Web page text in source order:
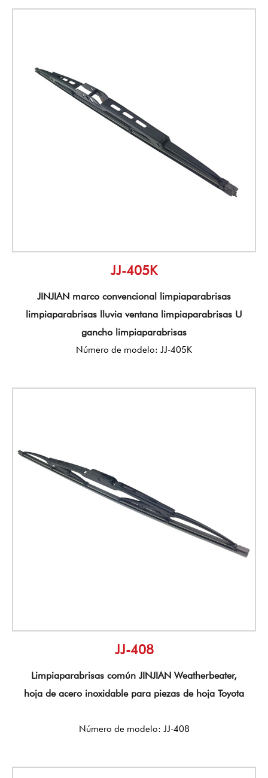
JJ-405K
JINJIAN marco convencional limpiaparabrisas
limpiaparabrisas lluvia ventana limpiaparabrisas U
gancho limpiaparabrisas
Número de modelo: JJ-405K
JJ-408
Limpiaparabrisas común JINJIAN Weatherbeater,
hoja de acero inoxidable para piezas de hoja Toyota
Número de modelo: JJ-408